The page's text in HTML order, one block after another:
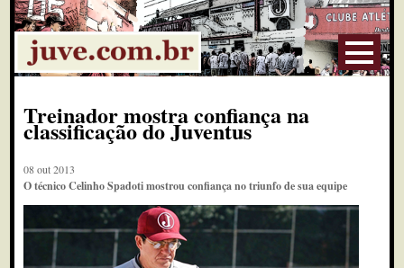
Treinador mostra confiança na
classificação do Juventus
08 out 2013
O técnico Celinho Spadoti mostrou confiança no triunfo de sua equipe